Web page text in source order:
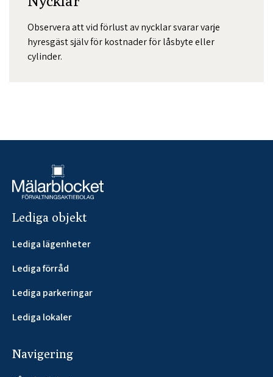
Observera att vid förlust av nycklar svarar varje
hyresgäst själv för kostnader för låsbyte eller
cylinder.
Lediga objekt
Lediga lägenheter
Lediga förråd
Lediga parkeringar
Lediga lokaler
Navigering